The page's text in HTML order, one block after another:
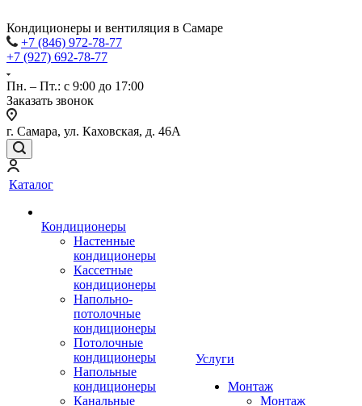
Кондиционеры и вентиляция в Самаре
+7 (846) 972-78-77
+7 (927) 692-78-77
Пн. – Пт.: с 9:00 до 17:00
Заказать звонок
г. Самара, ул. Каховская, д. 46А
Каталог
Кондиционеры
Настенные
кондиционеры
Кассетные
кондиционеры
Напольно-
потолочные
кондиционеры
Потолочные
кондиционеры
Напольные
кондиционеры
Канальные
Услуги
Монтаж
Монтаж